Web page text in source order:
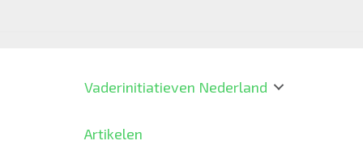
Vaderinitiatieven Nederland
Artikelen